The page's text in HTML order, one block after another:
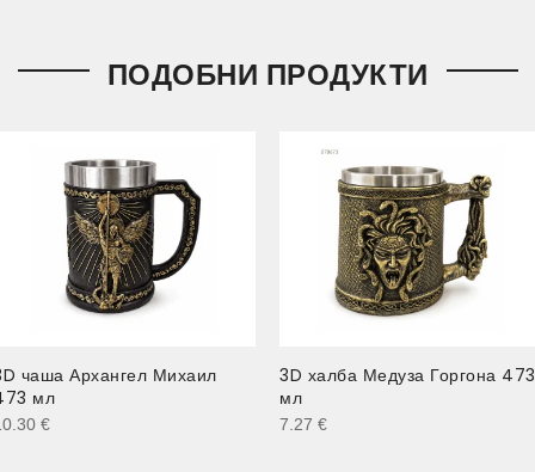
ПОДОБНИ ПРОДУКТИ
чаша Архангел Михаил
мл
€
3D халба Медуза Горгона 473
мл
7.27 €